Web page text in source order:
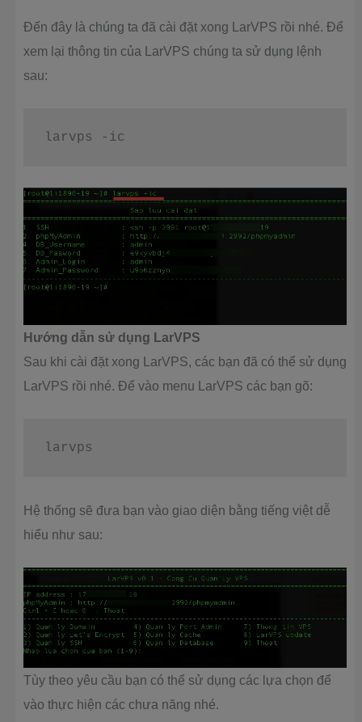
Đến đây là chúng ta đã cài đặt xong LarVPS rồi nhé. Để
xem lại thông tin của LarVPS chúng ta sử dụng lệnh
sau:
larvps -ic
Hướng dẫn sử dụng LarVPS
Sau khi cài đặt xong LarVPS, các bạn đã có thể sử dụng
LarVPS rồi nhé. Để vào menu LarVPS các bạn gõ:
Hệ thống sẽ đưa bạn vào giao diện bằng tiếng việt dễ
hiểu như sau:
Tùy theo yêu cầu bạn có thể sử dụng các lựa chọn để
vào thực hiện các chưa năng nhé.